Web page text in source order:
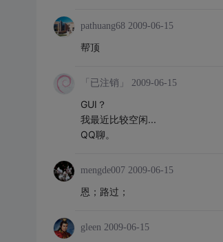
pathuang68 2009-06-15
帮顶
「已注销」 2009-06-15
GUI？
我最近比较空闲...
QQ聊。
mengde007 2009-06-15
恩；路过；
gleen 2009-06-15